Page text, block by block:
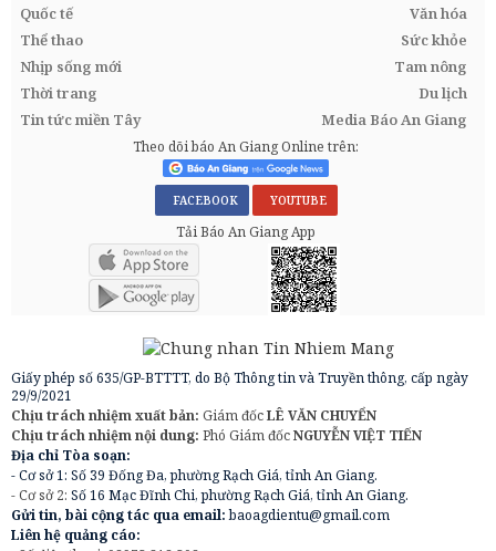
Quốc tế
Văn hóa
Thể thao
Sức khỏe
Nhịp sống mới
Tam nông
Thời trang
Du lịch
Tin tức miền Tây
Media Báo An Giang
Theo dõi báo An Giang Online trên:
FACEBOOK YOUTUBE
Tải Báo An Giang App
Giấy phép số 635/GP-BTTTT, do Bộ Thông tin và Truyền thông, cấp ngày
29/9/2021
Chịu trách nhiệm xuất bản: Giám đốcLÊ VĂN CHUYỂN
Chịu trách nhiệm nội dung: Phó Giám đốcNGUYỄN VIỆT TIẾN
Địa chỉ Tòa soạn:
- Cơ sở 1: Số 39 Đống Đa, phường Rạch Giá, tỉnh An Giang.
- Cơ sở 2: Số 16 Mạc Đĩnh Chi, phường Rạch Giá, tỉnh An Giang.
Gửi tin, bài cộng tác qua email:baoagdientu@gmail.com
Liên hệ quảng cáo: